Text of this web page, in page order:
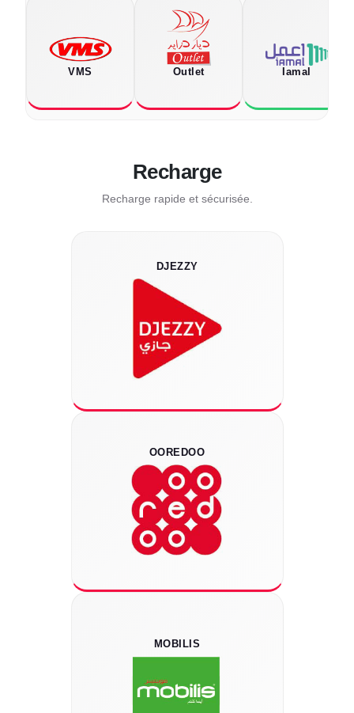
VMS Outlet Iamal
Recharge
Recharge rapide et sécurisée.
DJEZZY
OOREDOO
MOBILIS